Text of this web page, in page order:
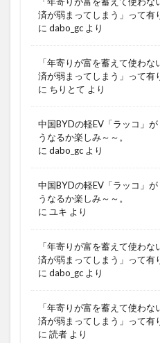
済が弱まってしまう」って有
に dabo_gc より
「年寄りが富を蓄えて使わ
済が弱まってしまう」って有
に ちりとて より
中国BYDの軽EV「ラッコ」
うなるか楽しみ～～。
に dabo_gc より
中国BYDの軽EV「ラッコ」
うなるか楽しみ～～。
に ユキ より
「年寄りが富を蓄えて使わ
済が弱まってしまう」って有
に dabo_gc より
「年寄りが富を蓄えて使わ
済が弱まってしまう」って有
に 読者 より